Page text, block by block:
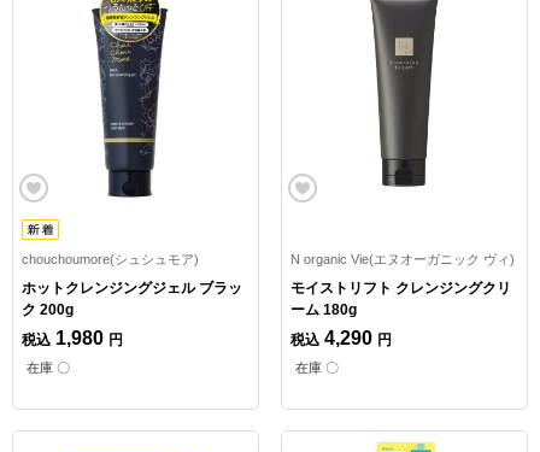
chouchoumore(シュシュモア)
ホットクレンジングジェル ブラッ
ク 200g
税込 1,980 円
在庫 〇
N organic Vie(エヌオーガニック ヴィ)
モイストリフト クレンジングクリ
ーム 180g
税込 4,290 円
在庫 〇